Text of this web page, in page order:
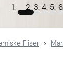
Fliser >